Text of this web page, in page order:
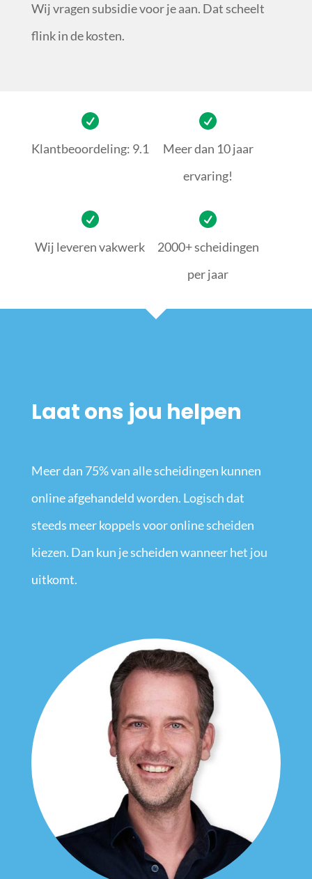
Wij vragen subsidie voor je aan. Dat scheelt
flink in de kosten.
Klantbeoordeling: 9.1
Meer dan 10 jaar
ervaring!
Wij leveren vakwerk
2000+ scheidingen
per jaar
Laat ons jou helpen
Meer dan 75% van alle scheidingen kunnen
online afgehandeld worden. Logisch dat
steeds meer koppels voor online scheiden
kiezen. Dan kun je scheiden wanneer het jou
uitkomt.